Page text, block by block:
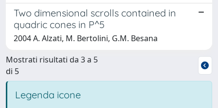
Two dimensional scrolls contained in
quadric cones in P^5
2004 A. Alzati, M. Bertolini, G.M. Besana
Mostrati risultati da 3 a 5
di 5
Legenda icone